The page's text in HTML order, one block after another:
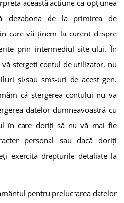
această acțiune ca opțiunea
dezabona de la primirea de
care vă ținem la curent despre
prin intermediul site-ului. În
vă ștergeți contul de utilizator, nu
și/sau sms-uri de acest gen.
că ștergerea contului nu va
datelor dumneavoastră cu
în care doriți să nu vă mai fie
personal sau dacă doriți
exercita drepturile detaliate la
pentru prelucrarea datelor